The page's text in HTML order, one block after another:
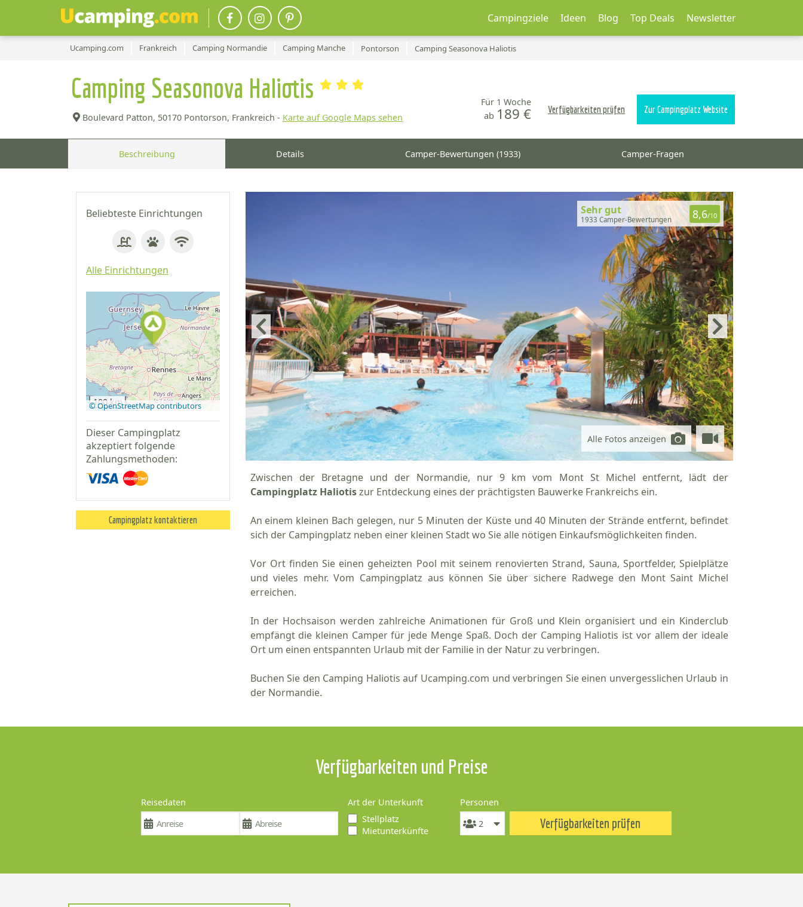
Campingziele Ideen Blog Top Deals Newsletter
Ucamping.com Frankreich Camping Normandie Camping Manche Pontorson Camping Seasonova Haliotis
Camping Seasonova Haliotis
Boulevard Patton, 50170 Pontorson, Frankreich - Karte auf Google Maps sehen
Für 1 Woche
ab 189 € Verfügbarkeiten prüfen Zur Campingplatz Website
Beschreibung Details Camper-Bewertungen (1933) Camper-Fragen
Beliebteste Einrichtungen
Alle Einrichtungen
Auf Google
Maps
anzeigen
100 km
© OpenStreetMap contributors
Dieser Campingplatz
akzeptiert folgende
Zahlungsmethoden:
Campingplatz kontaktieren
Alle Fotos anzeigen
Sehr gut
1933 Camper-Bewertungen 8,6/10
Zwischen der Bretagne und der Normandie, nur 9 km vom Mont St Michel entfernt, lädt der
Campingplatz Haliotiszur Entdeckung eines der prächtigsten Bauwerke Frankreichs ein.
An einem kleinen Bach gelegen, nur 5 Minuten der Küste und 40 Minuten der Strände entfernt, befindet
sich der Campingplatz neben einer kleinen Stadt wo Sie alle nötigen Einkaufsmöglichkeiten finden.
Vor Ort finden Sie einen geheizten Pool mit seinem renovierten Strand, Sauna, Sportfelder, Spielplätze
und vieles mehr. Vom Campingplatz aus können Sie über sichere Radwege den Mont Saint Michel
erreichen.
In der Hochsaison werden zahlreiche Animationen für Groß und Klein organisiert und ein Kinderclub
empfängt die kleinen Camper für jede Menge Spaß. Doch der Camping Haliotis ist vor allem der ideale
Ort um einen entspannten Urlaub mit der Familie in der Natur zu verbringen.
Buchen Sie den Camping Haliotis auf Ucamping.com und verbringen Sie einen unvergesslichen Urlaub in
der Normandie.
Verfügbarkeiten und Preise
Reisedaten
Art der Unterkunft
Stellplatz
Mietunterkünfte
Personen
Verfügbarkeiten prüfen